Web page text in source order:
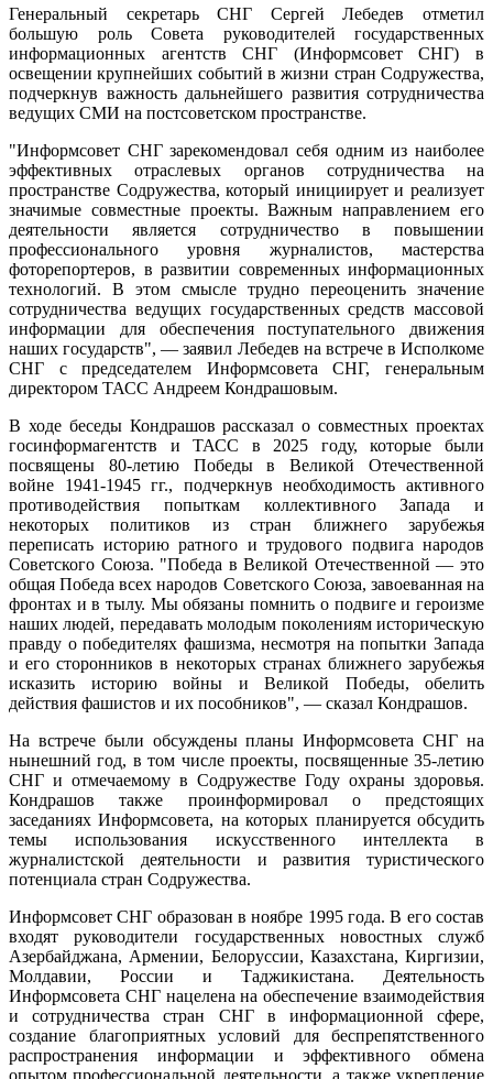
важность
стран
Генеральный секретарь СНГ Сергей Лебедев отметил
большую роль Совета руководителей государственных
информационных агентств СНГ (Информсовет СНГ) в
освещении крупнейших событий в жизни стран Содружества,
подчеркнув важность дальнейшего развития сотрудничества
ведущих СМИ на постсоветском пространстве.
"Информсовет СНГ зарекомендовал себя одним из наиболее
эффективных отраслевых органов сотрудничества на
пространстве Содружества, который инициирует и реализует
значимые совместные проекты. Важным направлением его
деятельности является сотрудничество в повышении
профессионального уровня журналистов, мастерства
фоторепортеров, в развитии современных информационных
технологий. В этом смысле трудно переоценить значение
сотрудничества ведущих государственных средств массовой
информации для обеспечения поступательного движения
наших государств", — заявил Лебедев на встрече в Исполкоме
СНГ с председателем Информсовета СНГ, генеральным
директором ТАСС Андреем Кондрашовым.
В ходе беседы Кондрашов рассказал о совместных проектах
госинформагентств и ТАСС в 2025 году, которые были
посвящены 80-летию Победы в Великой Отечественной
войне 1941-1945 гг., подчеркнув необходимость активного
противодействия попыткам коллективного Запада и
некоторых политиков из стран ближнего зарубежья
переписать историю ратного и трудового подвига народов
Советского Союза. "Победа в Великой Отечественной — это
общая Победа всех народов Советского Союза, завоеванная на
фронтах и в тылу. Мы обязаны помнить о подвиге и героизме
наших людей, передавать молодым поколениям историческую
правду о победителях фашизма, несмотря на попытки Запада
и его сторонников в некоторых странах ближнего зарубежья
исказить историю войны и Великой Победы, обелить
действия фашистов и их пособников", — сказал Кондрашов.
На встрече были обсуждены планы Информсовета СНГ на
нынешний год, в том числе проекты, посвященные 35-летию
СНГ и отмечаемому в Содружестве Году охраны здоровья.
Кондрашов также проинформировал о предстоящих
заседаниях Информсовета, на которых планируется обсудить
темы использования искусственного интеллекта в
журналистской деятельности и развития туристического
потенциала стран Содружества.
Информсовет СНГ образован в ноябре 1995 года. В его состав
входят руководители государственных новостных служб
Азербайджана, Армении, Белоруссии, Казахстана, Киргизии,
Молдавии, России и Таджикистана. Деятельность
Информсовета СНГ нацелена на обеспечение взаимодействия
и сотрудничества стран СНГ в информационной сфере,
создание благоприятных условий для беспрепятственного
распространения информации и эффективного обмена
опытом профессиональной деятельности, а также укрепление